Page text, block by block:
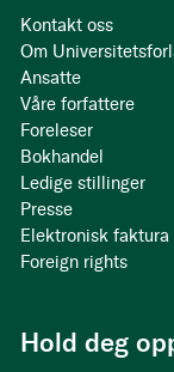
Kontakt oss
Om
Ansatte
Våre forfattere
Foreleser
Bokhandel
Ledige stillinger
Presse
Elektronisk faktura
Foreign rights
Hold deg